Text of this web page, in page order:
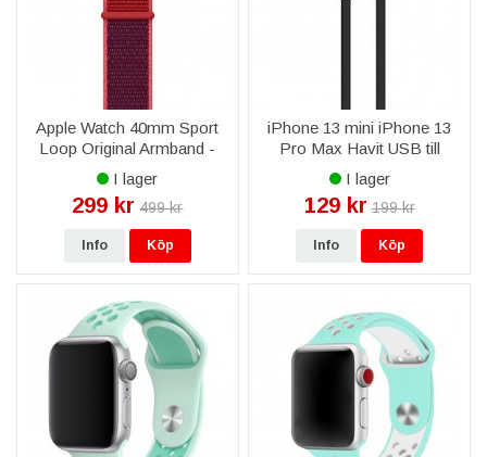
Apple Watch 40mm Sport
Loop Original Armband -
(PRODUCT) Red
I lager
299 kr 499 kr
Info Köp
iPhone 13 mini iPhone 13
Pro Max Havit USB till
Lightning Kabel 2,0A 1,8m -
Svart
I lager
129 kr 199 kr
Info Köp